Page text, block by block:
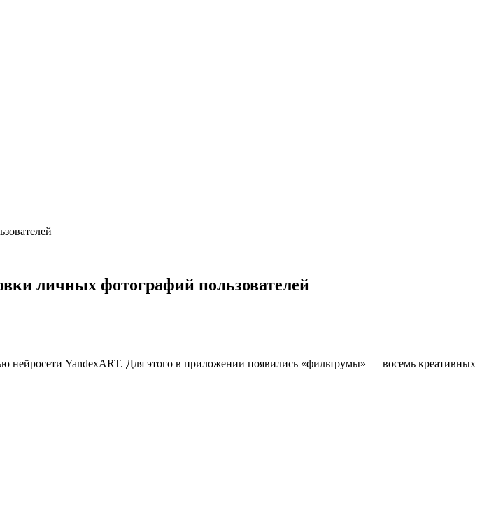
личных фотографий пользователей
нейросети YandexART. Для этого в приложении появились «фильтрумы» — восемь креативных